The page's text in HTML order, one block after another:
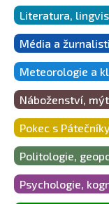
Literatura,
Média a
Meteorologie a
Náboženství,
Pokec s
Politologie,
Psychologie,